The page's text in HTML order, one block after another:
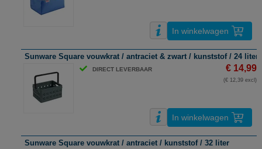
In winkelwagen
Sunware Square vouwkrat / antraciet & zwart / kunststof / 24 liter
DIRECT LEVERBAAR € 14,99
(€ 12,39 excl)
In winkelwagen
Sunware Square vouwkrat / antraciet / kunststof / 32 liter